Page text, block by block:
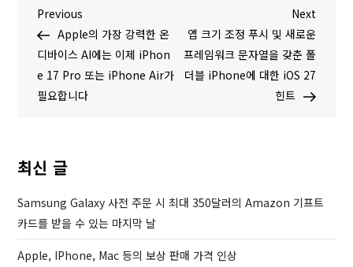
글
탐
색
P
r
e
v
i
P
o
s
t
Previous
Apple의 가장 강력한 온
디바이스 AI에는 이제 iPhon
e 17 Pro 또는 iPhone Air가
필요합니다
N
e
x
t
P
Next
앱 크기 조정 푸시 및 새로운
프레임워크 문자열을 갖춘 폴
더블 iPhone에 대한 iOS 27
힌트
최신 글
Samsung Galaxy 사전 주문 시 최대 350달러의 Amazon 기프트
카드를 받을 수 있는 마지막 날
Apple, IPhone, Mac 등의 보상 판매 가격 인상